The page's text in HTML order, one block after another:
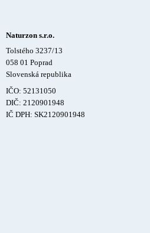
Naturzon s.r.o.
Tolstého 3237/13
058 01 Poprad
Slovenská republika
IČO: 52131050
DIČ: 2120901948
IČ DPH: SK2120901948